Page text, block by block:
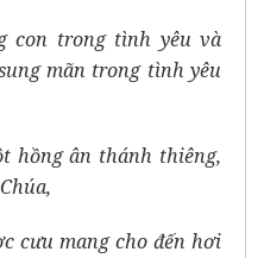
con trong tình yêu và
mãn trong tình yêu
hồng ân thánh thiêng,
cưu mang cho đến hơi